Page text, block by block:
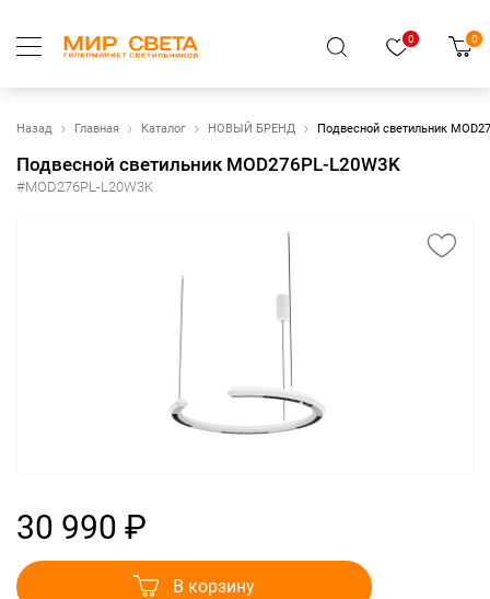
0 0
Назад Главная Каталог НОВЫЙ БРЕНД Подвесной светильник
Подвесной светильник MOD276PL-L20W3K
#MOD276PL-L20W3K
30 990 ₽
В корзину